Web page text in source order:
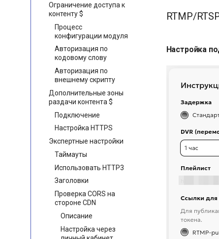
Ограничение доступа к
контенту $
Процесс
конфигурации модуля
Авторизация по
кодовому слову
Авторизация по
внешнему скрипту
Дополнительные зоны
раздачи контента $
Подключение
Настройка HTTPS
Экспертные настройки
Таймауты
Использовать HTTP3
Заголовки
Проверка CORS на
стороне CDN
Описание
Настройка через
RTMP/
Настройка